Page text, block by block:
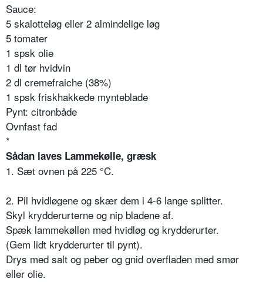
Sauce:
5 skalotteløg eller 2 almindelige løg
5 tomater
1 spsk olie
1 dl tør hvidvin
2 dl cremefraiche (38%)
1 spsk friskhakkede mynteblade
Pynt: citronbåde
Ovnfast fad
*
Sådan laves Lammekølle, græsk
1. Sæt ovnen på 225 °C.
2. Pil hvidløgene og skær dem i 4-6 lange splitter.
Skyl krydderurterne og nip bladene af.
Spæk lammekøllen med hvidløg og krydderurter.
(Gem lidt krydderurter til pynt).
Drys med salt og peber og gnid overfladen med smør
eller olie.